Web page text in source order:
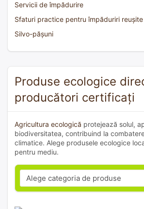
Servicii de împădurire
Sfaturi practice pentru împăduriri reușite
Silvo-pășuni
Produse ecologice
producători certificați
Agricultura ecologică protejează solul,
biodiversitatea, contribuind la
climatice. Alege produsele ecologice
pentru mediu.